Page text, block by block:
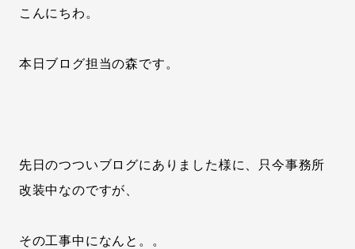
こんにちわ。
本日ブログ担当の森です。
先日のつついブログにありました様に、只今事務所
改装中なのですが、
その工事中になんと。。